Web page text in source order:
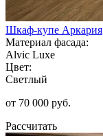
Шкаф-купе Аркария
Материал фасада:
Alvic Luxe
Цвет:
Светлый
от 70 000 руб.
Рассчитать